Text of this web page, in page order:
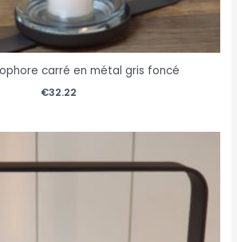
carré en métal gris foncé
€32.22